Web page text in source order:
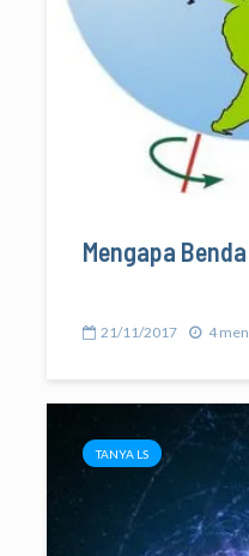
Mengapa
21/11/2017 4
TANYA LS